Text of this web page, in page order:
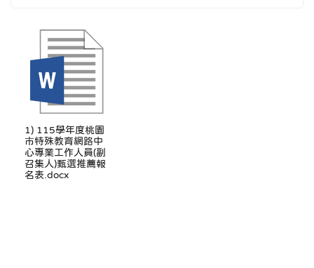
1) 115學年度桃園
市特殊教育網路中
心專業工作人員(副
召集人)甄選推薦報
名表.docx